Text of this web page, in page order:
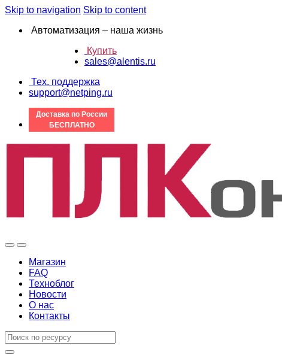
Skip to navigation Skip to content
Автоматизация – наша жизнь
Купить
sales@alentis.ru
Тех. поддержка
support@netping.ru
Доставка по России
БЕСПЛАТНО
Магазин
FAQ
Техноблог
Новости
О нас
Контакты